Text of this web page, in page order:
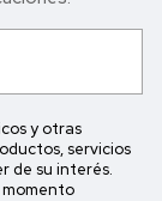
y otras
servicios
de su interés.